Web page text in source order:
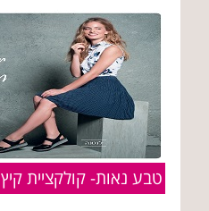
טבע נאות- קולקציית קיץ 2016